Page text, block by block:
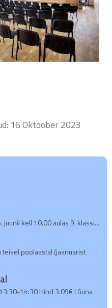
16 Oktoober 2023
kell 10.00 aulas 9. klassi...
poolaastal (jaanuarist
14:30 Hind 3.09€ Lõuna